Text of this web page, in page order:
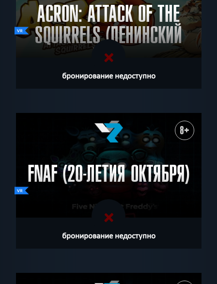
ACRON: ATTACK OF THE
SQUIRRELS (ЛЕНИНСКИЙ
ПР-Т)
бронирование недоступно
8+
FNAF (20-ЛЕТИЯ ОКТЯБРЯ)
бронирование недоступно